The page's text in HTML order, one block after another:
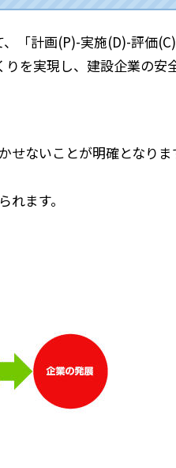
「計画(P)-実施(D)-評価
を実現し、建設企業の安
ないことが明確となりま
ます。